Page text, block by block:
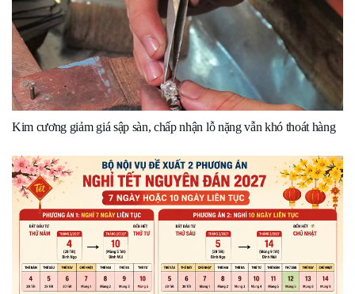
Kim cương giảm giá sập sàn, chấp nhận lỗ nặng vẫn khó thoát hàng